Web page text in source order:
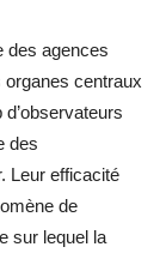
des agences
organes centraux
des
Leur efficacité
de
sur lequel la